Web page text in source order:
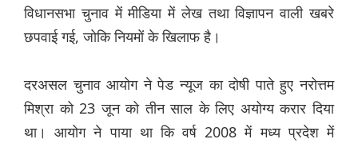
विधानसभा चुनाव में मीडिया में लेख तथा विज्ञापन वाली खबरे
छपवाई गई, जोकि नियमों के खिलाफ है।
दरअसल चुनाव आयोग ने पेड न्यूज का दोषी पाते हुए नरोत्तम
मिश्रा को 23 जून को तीन साल के लिए अयोग्य करार दिया
था। आयोग ने पाया था कि वर्ष 2008 में मध्य प्रदेश में